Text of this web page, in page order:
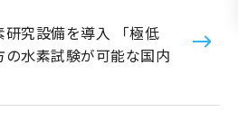
究設備を導入 「極低
水素試験が可能な国内